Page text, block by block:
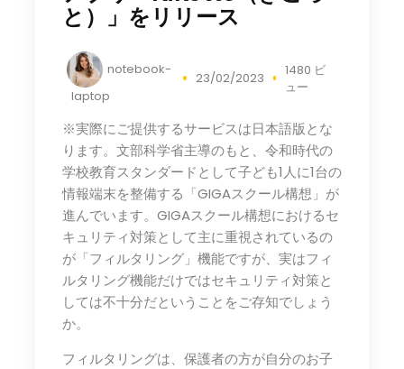
と）」をリリース
notebook-
laptop
23/02/2023
1480 ビ
ュー
※実際にご提供するサービスは日本語版とな
ります。文部科学省主導のもと、令和時代の
学校教育スタンダードとして子ども1人に1台の
情報端末を整備する「GIGAスクール構想」が
進んでいます。GIGAスクール構想におけるセ
キュリティ対策として主に重視されているの
が「フィルタリング」機能ですが、実はフィ
ルタリング機能だけではセキュリティ対策と
しては不十分だということをご存知でしょう
か。
フィルタリングは、保護者の方が自分のお子